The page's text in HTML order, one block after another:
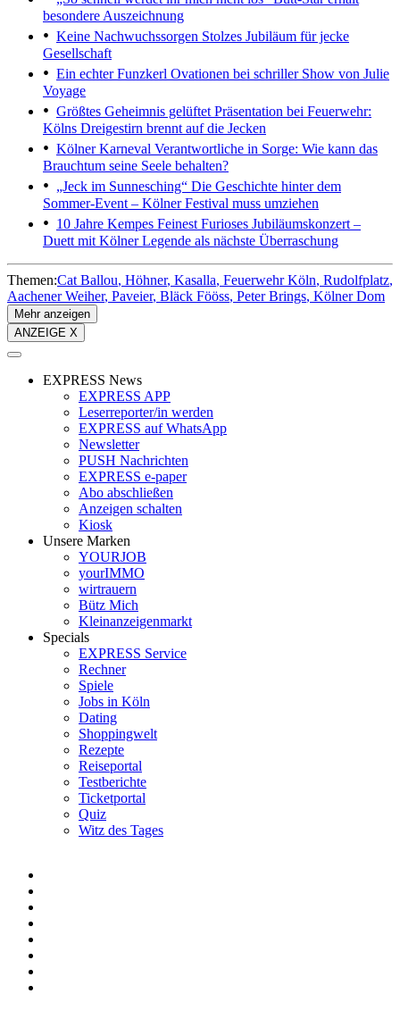
besondere Auszeichnung
Keine Nachwuchssorgen Stolzes Jubiläum für jecke
Gesellschaft
Ein echter Funzkerl Ovationen bei schriller Show von Julie
Voyage
Größtes Geheimnis gelüftet Präsentation bei Feuerwehr:
Kölns Dreigestirn brennt auf die Jecken
Kölner Karneval Verantwortliche in Sorge: Wie kann das
Brauchtum seine Seele behalten?
„Jeck im Sunnesching“ Die Geschichte hinter dem
Sommer-Event – Kölner Festival muss umziehen
10 Jahre Kempes Feinest Furioses Jubiläumskonzert –
Duett mit Kölner Legende als nächste Überraschung
Themen:Cat Ballou Höhner Kasalla Feuerwehr Köln Rudolfplatz
Aachener Weiher Paveier Bläck Fööss Peter Brings Kölner Dom
Mehr anzeigen
ANZEIGE X
EXPRESS News
EXPRESS APP
Leserreporter/in werden
EXPRESS auf WhatsApp
Newsletter
PUSH Nachrichten
EXPRESS e-paper
Abo abschließen
Anzeigen schalten
Kiosk
Unsere Marken
YOURJOB
yourIMMO
wirtrauern
Bütz Mich
Kleinanzeigenmarkt
Specials
EXPRESS Service
Rechner
Spiele
Jobs in Köln
Dating
Shoppingwelt
Rezepte
Reiseportal
Testberichte
Ticketportal
Quiz
Witz des Tages